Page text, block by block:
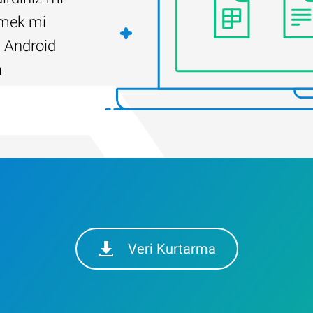
mi
Android
Veri Kurtarma